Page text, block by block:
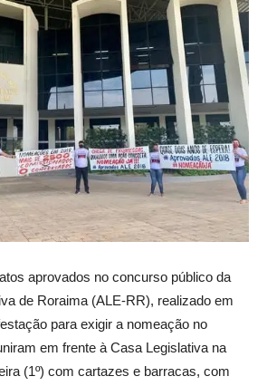
aprovados no concurso público da
de Roraima (ALE-RR), realizado em
para exigir a nomeação no
em frente à Casa Legislativa na
(1º) com cartazes e barracas, com